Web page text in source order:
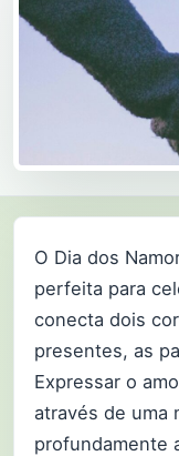
O Dia dos
perfeita para
conecta dois
presentes, as
Expressar o
através de uma
profundamente